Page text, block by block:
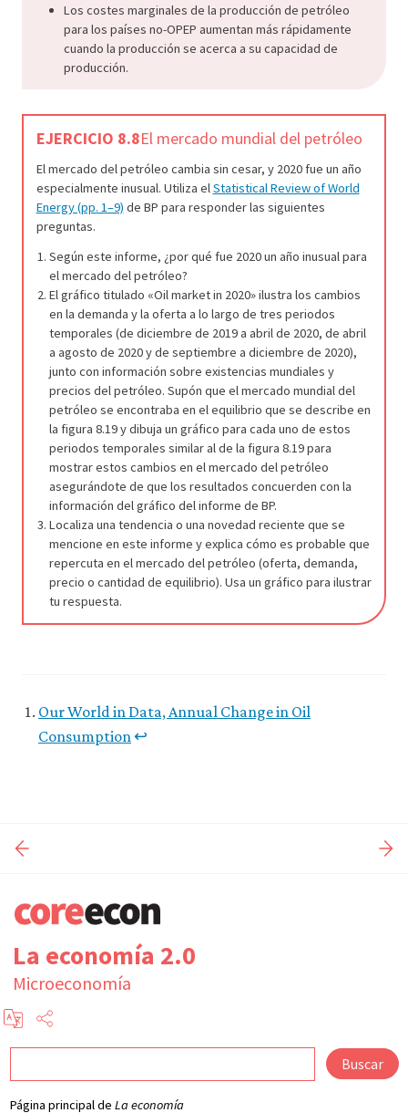
Los costes marginales de la producción de petróleo
para los países no-OPEP aumentan más rápidamente
cuando la producción se acerca a su capacidad de
producción.
EJERCICIO 8.8El mercado mundial del petróleo
El mercado del petróleo cambia sin cesar, y 2020 fue un año
especialmente inusual. Utiliza elStatistical Review of World
Energy (pp. 1–9) de BP para responder las siguientes
preguntas.
Según este informe, ¿por qué fue 2020 un año inusual para
el mercado del petróleo?
El gráfico titulado «Oil market in 2020» ilustra los cambios
en la demanda y la oferta a lo largo de tres periodos
temporales (de diciembre de 2019 a abril de 2020, de abril
a agosto de 2020 y de septiembre a diciembre de 2020),
junto con información sobre existencias mundiales y
precios del petróleo. Supón que el mercado mundial del
petróleo se encontraba en el equilibrio que se describe en
la figura 8.19 y dibuja un gráfico para cada uno de estos
periodos temporales similar al de la figura 8.19 para
mostrar estos cambios en el mercado del petróleo
asegurándote de que los resultados concuerden con la
información del gráfico del informe de BP.
Localiza una tendencia o una novedad reciente que se
mencione en este informe y explica cómo es probable que
repercuta en el mercado del petróleo (oferta, demanda,
precio o cantidad de equilibrio). Usa un gráfico para ilustrar
tu respuesta.
Our World in Data, Annual Change in Oil
Consumption↩
La economía 2.0
Microeconomía
Página principal de La economía